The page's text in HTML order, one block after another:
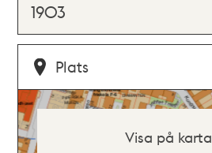
1903
Plats
Visa på karta